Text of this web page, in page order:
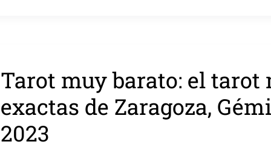
Tarot muy barato: el tarot
exactas de Zaragoza,
2023